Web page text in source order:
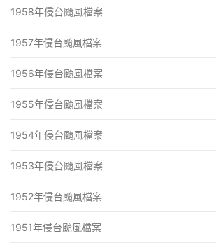
1958年侵台颱風檔案
1957年侵台颱風檔案
1956年侵台颱風檔案
1955年侵台颱風檔案
1954年侵台颱風檔案
1953年侵台颱風檔案
1952年侵台颱風檔案
1951年侵台颱風檔案